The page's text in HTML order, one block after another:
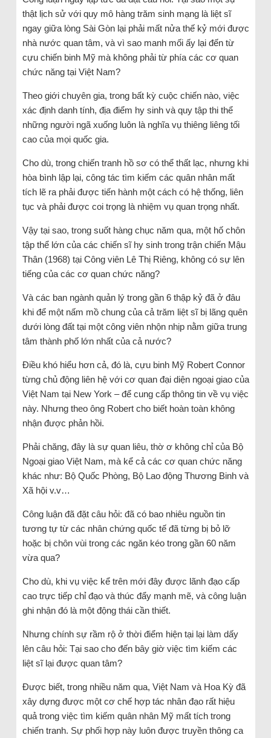
thật lịch sử với quy mô hàng trăm sinh mạng là liệt sĩ
ngay giữa lòng Sài Gòn lại phải mất nửa thế kỷ mới được
nhà nước quan tâm, và vì sao manh mối ấy lại đến từ
cựu chiến binh Mỹ mà không phải từ phía các cơ quan
chức năng tại Việt Nam?
Theo giới chuyên gia, trong bất kỳ cuộc chiến nào, việc
xác định danh tính, địa điểm hy sinh và quy tập thi thể
những người ngã xuống luôn là nghĩa vụ thiêng liêng tối
cao của mọi quốc gia.
Cho dù, trong chiến tranh hồ sơ có thể thất lạc, nhưng khi
hòa bình lập lại, công tác tìm kiếm các quân nhân mất
tích lẽ ra phải được tiến hành một cách có hệ thống, liên
tục và phải được coi trọng là nhiệm vụ quan trọng nhất.
Vậy tại sao, trong suốt hàng chục năm qua, một hố chôn
tập thể lớn của các chiến sĩ hy sinh trong trận chiến Mậu
Thân (1968) tại Công viên Lê Thị Riêng, không có sự lên
tiếng của các cơ quan chức năng?
Và các ban ngành quản lý trong gần 6 thập kỷ đã ở đâu
khi để một nấm mồ chung của cả trăm liệt sĩ bị lãng quên
dưới lòng đất tại một công viên nhộn nhịp nằm giữa trung
tâm thành phố lớn nhất của cả nước?
Điều khó hiểu hơn cả, đó là, cựu binh Mỹ Robert Connor
từng chủ động liên hệ với cơ quan đại diện ngoại giao của
Việt Nam tại New York – để cung cấp thông tin về vụ việc
này. Nhưng theo ông Robert cho biết hoàn toàn không
nhận được phản hồi.
Phải chăng, đây là sự quan liêu, thờ ơ không chỉ của Bộ
Ngoại giao Việt Nam, mà kể cả các cơ quan chức năng
khác như: Bộ Quốc Phòng, Bộ Lao động Thương Binh và
Xã hội v.v…
Công luận đã đặt câu hỏi: đã có bao nhiêu nguồn tin
tương tự từ các nhân chứng quốc tế đã từng bị bỏ lỡ
hoặc bị chôn vùi trong các ngăn kéo trong gần 60 năm
vừa qua?
Cho dù, khi vụ việc kể trên mới đây được lãnh đạo cấp
cao trực tiếp chỉ đạo và thúc đẩy mạnh mẽ, và công luận
ghi nhận đó là một động thái cần thiết.
Nhưng chính sự rầm rộ ở thời điểm hiện tại lại làm dấy
lên câu hỏi: Tại sao cho đến bây giờ việc tìm kiếm các
liệt sĩ lại được quan tâm?
Được biết, trong nhiều năm qua, Việt Nam và Hoa Kỳ đã
xây dựng được một cơ chế hợp tác nhân đạo rất hiệu
quả trong việc tìm kiếm quân nhân Mỹ mất tích trong
chiến tranh. Sự phối hợp này luôn được truyền thông ca